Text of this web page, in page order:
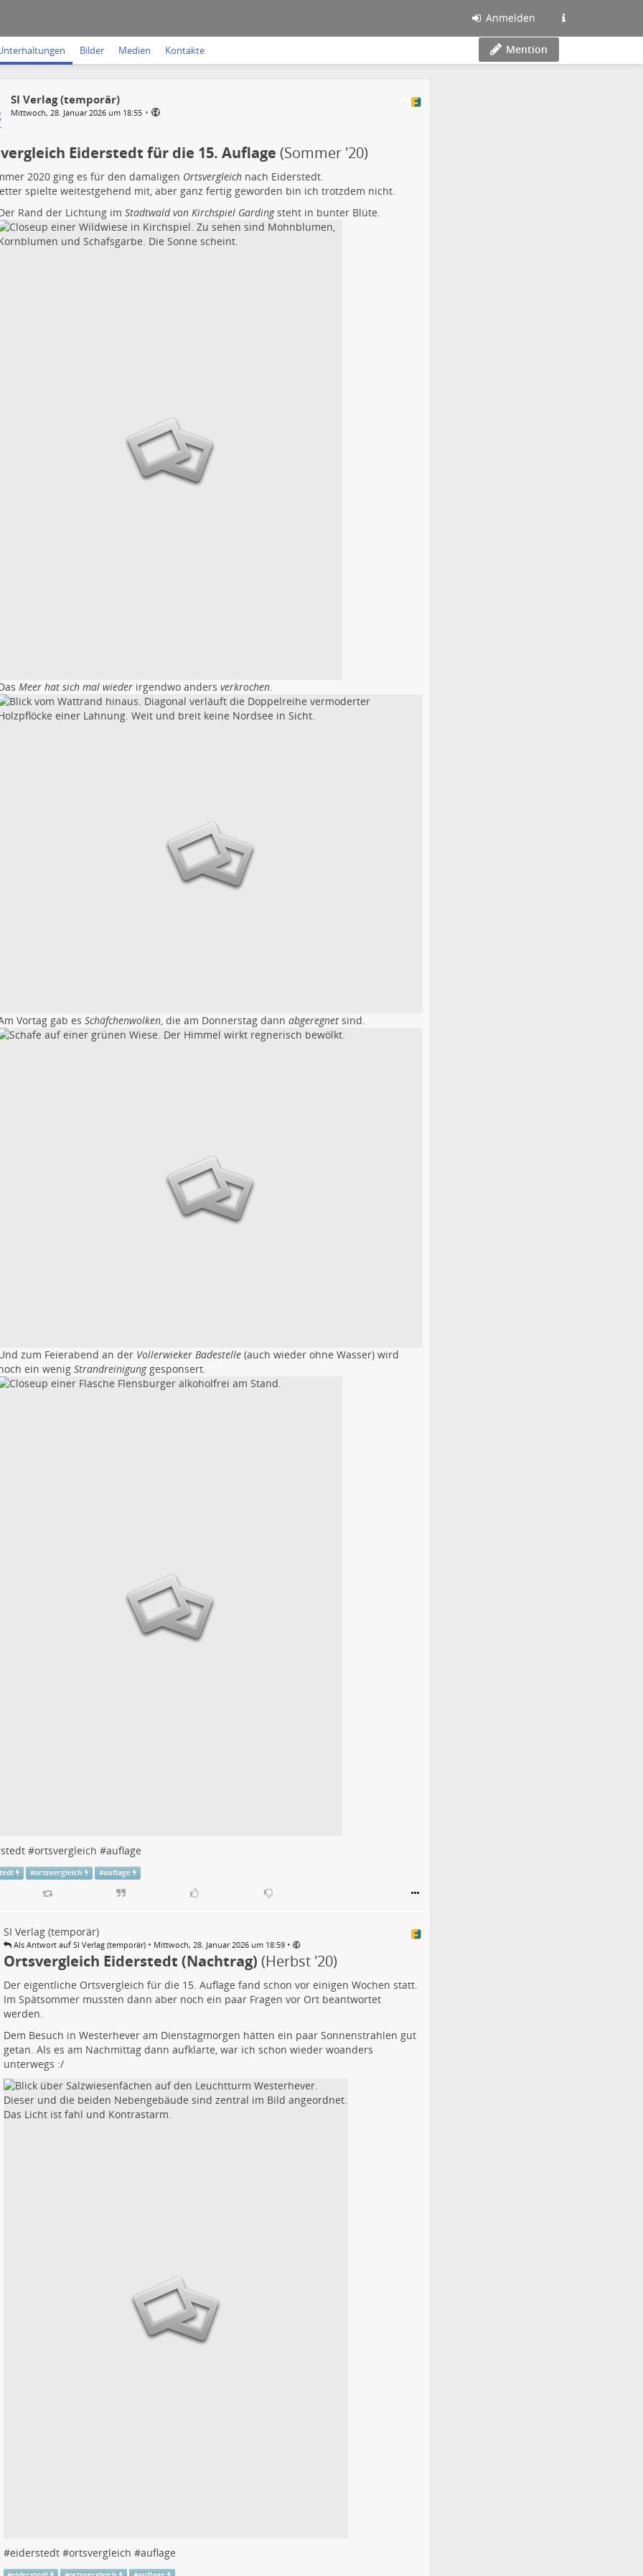
Anmelden
Bilder Medien Kontakte Mention
SI Verlag (temporär)
Mittwoch, 28. Januar 2026 um 18:55 •
Eiderstedt für die 15. Auflage (Sommer '20)
2020 ging es für den damaligen Ortsvergleichnach Eiderstedt.
spielte weitestgehend mit, aber ganz fertig geworden bin ich trotzdem nicht.
Rand der Lichtung im Stadtwald von Kirchspiel Gardingsteht in bunter Blüte.
Meer hat sich mal wiederirgendwo anders verkrochen.
Vortag gab es Schäfchenwolken, die am Donnerstag dann abgeregnetsind.
zum Feierabend an der Vollerwieker Badestelle(auch wieder ohne Wasser) wird
ein wenig Strandreinigunggesponsert.
#ortsvergleich #auflage
#ortsvergleich #auflage
SI Verlag (temporär)
Als Antwort auf SI Verlag (temporär) • Mittwoch, 28. Januar 2026 um 18:59 •
Ortsvergleich Eiderstedt (Nachtrag) (Herbst '20)
Der eigentliche Ortsvergleich für die 15. Auflage fand schon vor einigen Wochen statt.
Im Spätsommer mussten dann aber noch ein paar Fragen vor Ort beantwortet
werden.
Dem Besuch in Westerhever am Dienstagmorgen hätten ein paar Sonnenstrahlen gut
getan. Als es am Nachmittag dann aufklarte, war ich schon wieder woanders
unterwegs :/
#eiderstedt#ortsvergleich #auflage